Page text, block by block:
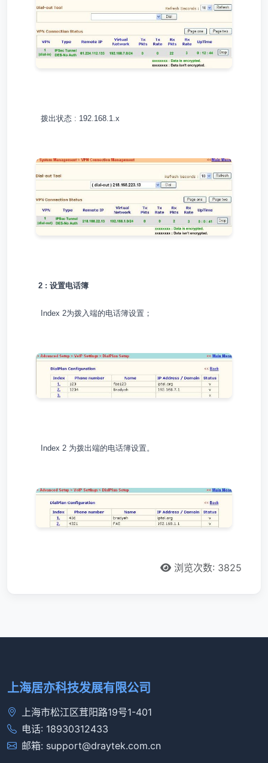
拨出状态 : 192.168.1.x
2 : 设置电话簿
Index 2为拨入端的电话簿设置；
Index 2 为拨出端的电话簿设置。
浏览次数: 3825
上海居亦科技发展有限公司
上海市松江区茸阳路19号1-401
电话: 18930312433
邮箱: support@draytek.com.cn